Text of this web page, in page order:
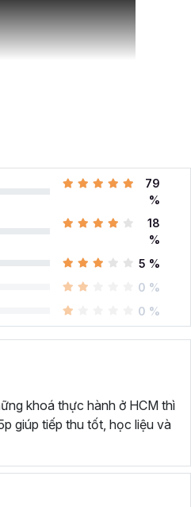
PHIM VÀ DỰNG VIDEO?
nay.
sáng, bố cục, động tác
video.
các ứng dụng phổ biến.
thương mại.
của riêng bạn.
VIDEO CỦA GITIHO
79
%
18
%
5 %
0 %
0 %
khoá thực hành ở HCM thì
giúp tiếp thu tốt, học liệu và